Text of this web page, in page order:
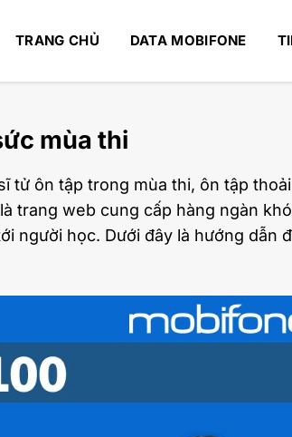
TRANG CHỦ DATA MOBIFONE
mùa thi
tử ôn tập trong mùa thi, ôn tập
trang web cung cấp hàng ngàn
người học. Dưới đây là hướng dẫn